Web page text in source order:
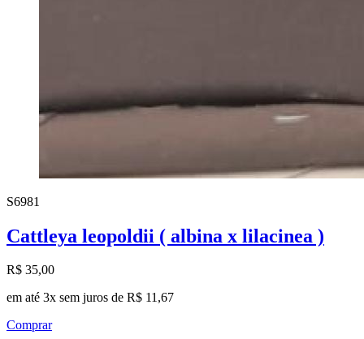
S6981
Cattleya leopoldii ( albina x lilacinea )
R$ 35,00
em até 3x sem juros de R$ 11,67
Comprar